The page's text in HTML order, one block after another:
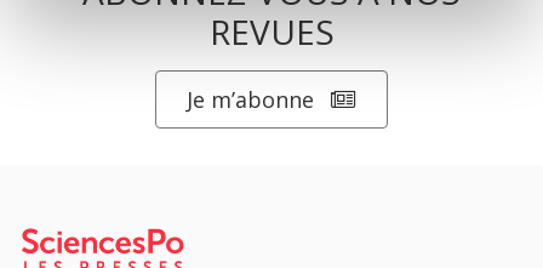
REVUES
Je m’abonne